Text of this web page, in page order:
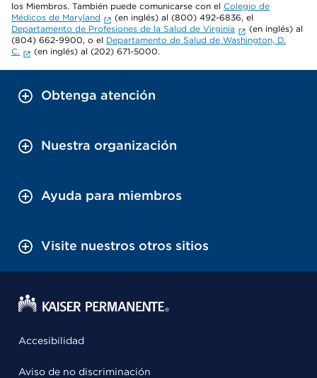
los Miembros. También puede comunicarse con el Colegio de
Médicos de Maryland
(en inglés) al (800) 492-6836, el
Departamento de Profesiones de la Salud de Virginia
(en inglés) al
(804) 662-9900, o el Departamento de Salud de Washington, D.
C.
(en inglés) al (202) 671-5000.
Obtenga atención
Nuestra organización
Ayuda para miembros
Visite nuestros otros sitios
Accesibilidad
Aviso de no discriminación